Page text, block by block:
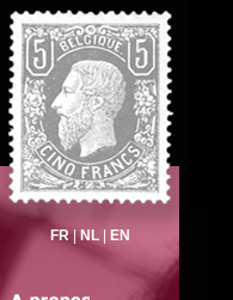
FR|NL| EN